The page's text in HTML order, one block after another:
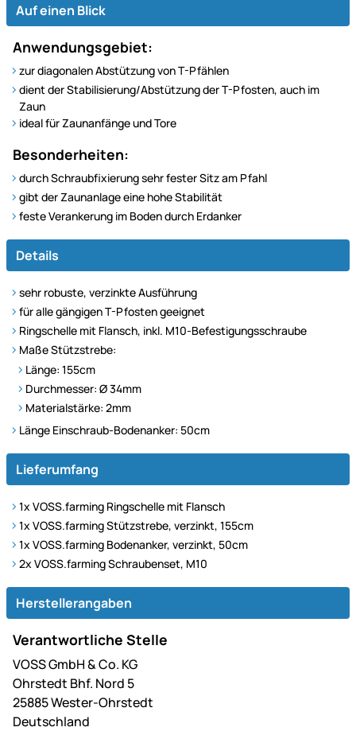
Auf einen Blick
Anwendungsgebiet:
zur diagonalen Abstützung von T-Pfählen
dient der Stabilisierung/Abstützung der T-Pfosten, auch im
Zaun
ideal für Zaunanfänge und Tore
Besonderheiten:
durch Schraubfixierung sehr fester Sitz am Pfahl
gibt der Zaunanlage eine hohe Stabilität
feste Verankerung im Boden durch Erdanker
Details
sehr robuste, verzinkte Ausführung
für alle gängigen T-Pfosten geeignet
Ringschelle mit Flansch, inkl. M10-Befestigungsschraube
Maße Stützstrebe:
Länge: 155cm
Durchmesser: Ø 34mm
Materialstärke: 2mm
Länge Einschraub-Bodenanker: 50cm
Lieferumfang
1x VOSS.farming Ringschelle mit Flansch
1x VOSS.farming Stützstrebe, verzinkt, 155cm
1x VOSS.farming Bodenanker, verzinkt, 50cm
2x VOSS.farming Schraubenset, M10
Herstellerangaben
Verantwortliche Stelle
VOSS GmbH & Co. KG
Ohrstedt Bhf. Nord 5
25885 Wester-Ohrstedt
Deutschland